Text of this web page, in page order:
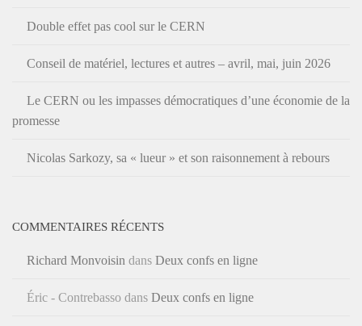
Double effet pas cool sur le CERN
Conseil de matériel, lectures et autres – avril, mai, juin 2026
Le CERN ou les impasses démocratiques d’une économie de la
promesse
Nicolas Sarkozy, sa « lueur » et son raisonnement à rebours
COMMENTAIRES RÉCENTS
Richard Monvoisin dans Deux confs en ligne
Éric - Contrebasso dans Deux confs en ligne